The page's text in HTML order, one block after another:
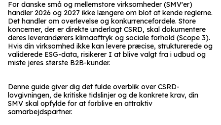
For danske små og mellemstore virksomheder (SMV'er)
handler 2026 og 2027 ikke længere om blot at kende reglerne.
Det handler om overlevelse og konkurrencefordele. Store
koncerner, der er direkte underlagt CSRD, skal dokumentere
deres leverandørers klimaaftryk og sociale forhold (Scope 3).
Hvis din virksomhed ikke kan levere præcise, strukturerede og
validerede ESG-data, risikerer I at blive valgt fra i udbud og
miste jeres største B2B-kunder.
Denne guide giver dig det fulde overblik over CSRD-
lovgivningen, de kritiske tidslinjer og de konkrete krav, din
SMV skal opfylde for at forblive en attraktiv
samarbejdspartner.